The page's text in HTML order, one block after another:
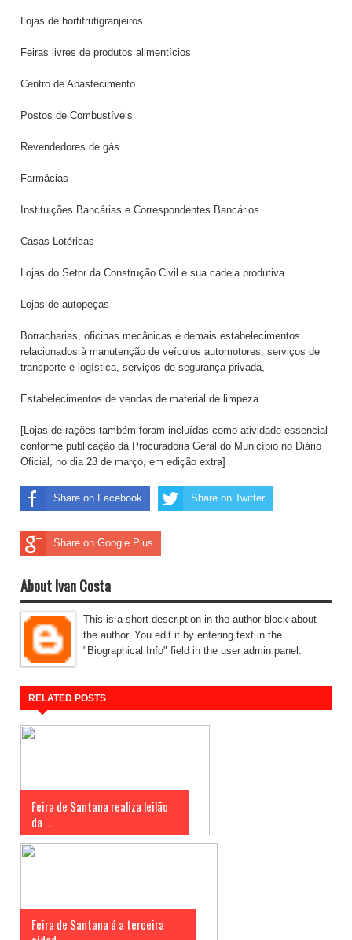
Lojas de hortifrutigranjeiros
Feiras livres de produtos alimentícios
Centro de Abastecimento
Postos de Combustíveis
Revendedores de gás
Farmácias
Instituições Bancárias e Correspondentes Bancários
Casas Lotéricas
Lojas do Setor da Construção Civil e sua cadeia produtiva
Lojas de autopeças
Borracharias, oficinas mecânicas e demais estabelecimentos
relacionados à manutenção de veículos automotores, serviços de
transporte e logística, serviços de segurança privada,
Estabelecimentos de vendas de material de limpeza.
[Lojas de rações também foram incluídas como atividade essencial
conforme publicação da Procuradoria Geral do Município no Diário
Oficial, no dia 23 de março, em edição extra]
Share on Facebook Share on Twitter
Share on Google Plus
About Ivan Costa
This is a short description in the author block about
the author. You edit it by entering text in the
"Biographical Info" field in the user admin panel.
RELATED POSTS
Feira de Santana realiza leilão
da ...
Feira de Santana é a terceira